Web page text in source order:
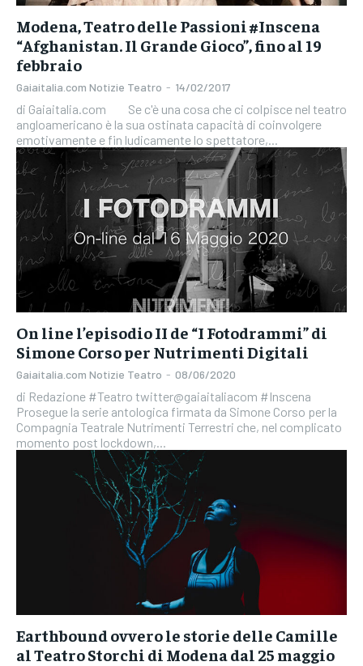
Modena, Teatro delle Passioni #Inscena
“Afghanistan. Il Grande Gioco”, fino al 19
febbraio
Gaiaitalia.com Notizie Teatro - 14/02/2017
di Gaiaitalia.com Se c'è una cosa che ci colpisce nel teatro
angloamericano è la sua ostinata capacità di coinvolgere
emotivamente e fin ludicamente lo spettatore,...
On line l’episodio II de “I Fotodrammi” di
Simone Corso per Nutrimenti Digitali
Gaiaitalia.com Notizie Teatro - 08/06/2020
di Redazione #Teatro twitter@gaiaitaliacom #Inscena
Prosegue la serie antologica firmata da Simone Corso per la
Compagnia Teatrale Nutrimenti Terrestri che, nel complicato
momento post lockdown,...
Earthbound ovvero le storie delle Camille
al Teatro Storchi di Modena dal 25 maggio